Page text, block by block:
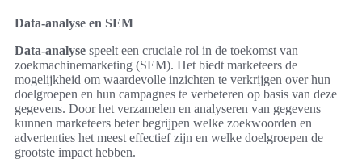
Data-analyse en SEM
Data-analyse speelt een cruciale rol in de toekomst van
zoekmachinemarketing (SEM). Het biedt marketeers de
mogelijkheid om waardevolle inzichten te verkrijgen over hun
doelgroepen en hun campagnes te verbeteren op basis van deze
gegevens. Door het verzamelen en analyseren van gegevens
kunnen marketeers beter begrijpen welke zoekwoorden en
advertenties het meest effectief zijn en welke doelgroepen de
grootste impact hebben.